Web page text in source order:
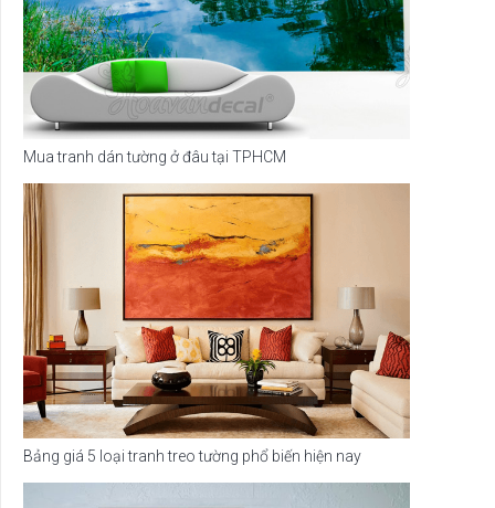
Mua tranh dán tường ở đâu tại TPHCM
Bảng giá 5 loại tranh treo tường phổ biến hiện nay